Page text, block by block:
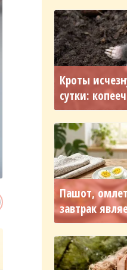
Кроты
сутки:
Пашот,
завтрак